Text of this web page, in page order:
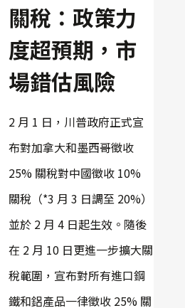
關稅：政策力
度超預期，市
場錯估風險
2 月 1 日，川普政府正式宣
布對加拿大和墨西哥徵收
25% 關稅對中國徵收 10%
關稅（*3 月 3 日調至 20%）
並於 2 月 4 日起生效。隨後
在 2 月 10 日更進一步擴大關
稅範圍，宣布對所有進口鋼
鐵和鋁產品一律徵收 25% 關